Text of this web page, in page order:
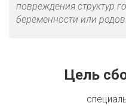
повреждения структур
беременности или родов.
Цель